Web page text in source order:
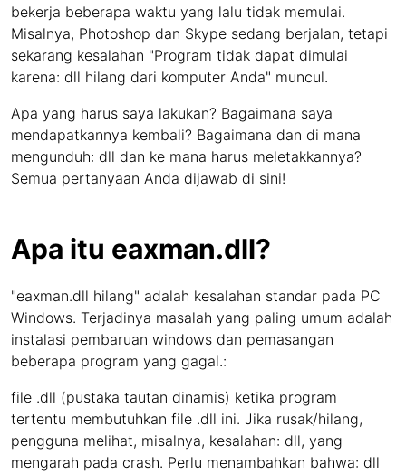
bekerja beberapa waktu yang lalu tidak memulai.
Misalnya, Photoshop dan Skype sedang berjalan, tetapi
sekarang kesalahan "Program tidak dapat dimulai
karena: dll hilang dari komputer Anda" muncul.
Apa yang harus saya lakukan? Bagaimana saya
mendapatkannya kembali? Bagaimana dan di mana
mengunduh: dll dan ke mana harus meletakkannya?
Semua pertanyaan Anda dijawab di sini!
Apa itu eaxman.dll?
"eaxman.dll hilang" adalah kesalahan standar pada PC
Windows. Terjadinya masalah yang paling umum adalah
instalasi pembaruan windows dan pemasangan
beberapa program yang gagal.:
file .dll (pustaka tautan dinamis) ketika program
tertentu membutuhkan file .dll ini. Jika rusak/hilang,
pengguna melihat, misalnya, kesalahan: dll, yang
mengarah pada crash. Perlu menambahkan bahwa: dll